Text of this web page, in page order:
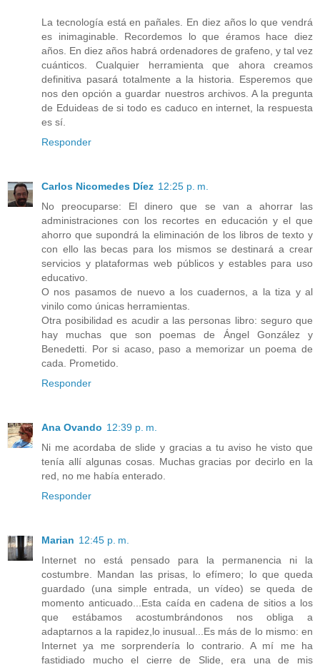
La tecnología está en pañales. En diez años lo que vendrá
es inimaginable. Recordemos lo que éramos hace diez
años. En diez años habrá ordenadores de grafeno, y tal vez
cuánticos. Cualquier herramienta que ahora creamos
definitiva pasará totalmente a la historia. Esperemos que
nos den opción a guardar nuestros archivos. A la pregunta
de Eduideas de si todo es caduco en internet, la respuesta
es sí.
Responder
Carlos Nicomedes Díez 12:25 p. m.
No preocuparse: El dinero que se van a ahorrar las
administraciones con los recortes en educación y el que
ahorro que supondrá la eliminación de los libros de texto y
con ello las becas para los mismos se destinará a crear
servicios y plataformas web públicos y estables para uso
educativo.
O nos pasamos de nuevo a los cuadernos, a la tiza y al
vinilo como únicas herramientas.
Otra posibilidad es acudir a las personas libro: seguro que
hay muchas que son poemas de Ángel González y
Benedetti. Por si acaso, paso a memorizar un poema de
cada. Prometido.
Responder
Ana Ovando 12:39 p. m.
Ni me acordaba de slide y gracias a tu aviso he visto que
tenía allí algunas cosas. Muchas gracias por decirlo en la
red, no me había enterado.
Responder
Marian 12:45 p. m.
Internet no está pensado para la permanencia ni la
costumbre. Mandan las prisas, lo efímero; lo que queda
guardado (una simple entrada, un vídeo) se queda de
momento anticuado...Esta caída en cadena de sitios a los
que estábamos acostumbrándonos nos obliga a
adaptarnos a la rapidez,lo inusual...Es más de lo mismo: en
Internet ya me sorprendería lo contrario. A mí me ha
fastidiado mucho el cierre de Slide, era una de mis